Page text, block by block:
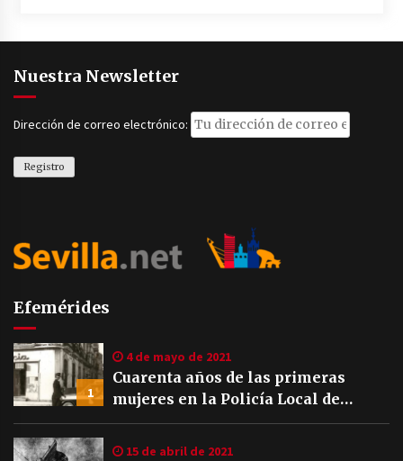
Nuestra Newsletter
Dirección de correo electrónico:
Efemérides
1
4 de mayo de 2021
Cuarenta años de las primeras
mujeres en la Policía Local de
Sevilla
15 de abril de 2021